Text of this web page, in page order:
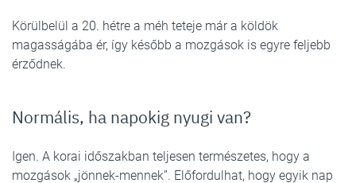
Körülbelül a 20. hétre a méh teteje már a köldök
magasságába ér, így később a mozgások is egyre feljebb
érződnek.
Normális, ha napokig nyugi van?
Igen. A korai időszakban teljesen természetes, hogy a
mozgások „jönnek-mennek”. Előfordulhat, hogy egyik nap